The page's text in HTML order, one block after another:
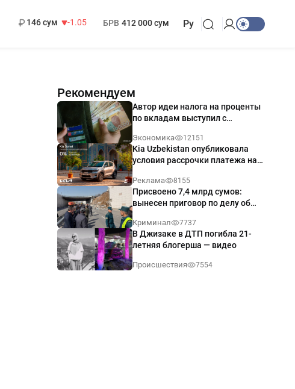
146 сум
-1.05
БРВ 412 000 сум Ру
Рекомендуем
Автор идеи налога на проценты
по вкладам выступил с
Экономика 12151
Kia Uzbekistan опубликовала
условия рассрочки платежа на
годовых
Реклама 8155
Присвоено 7,4 млрд сумов:
вынесен приговор по делу об
Ташкенте
Криминал 7737
В Джизаке в ДТП погибла 21-
летняя блогерша — видео
Происшествия 7554